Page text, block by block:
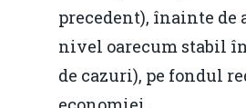
precedent), înainte de
nivel oarecum stabil în
de cazuri), pe fondul